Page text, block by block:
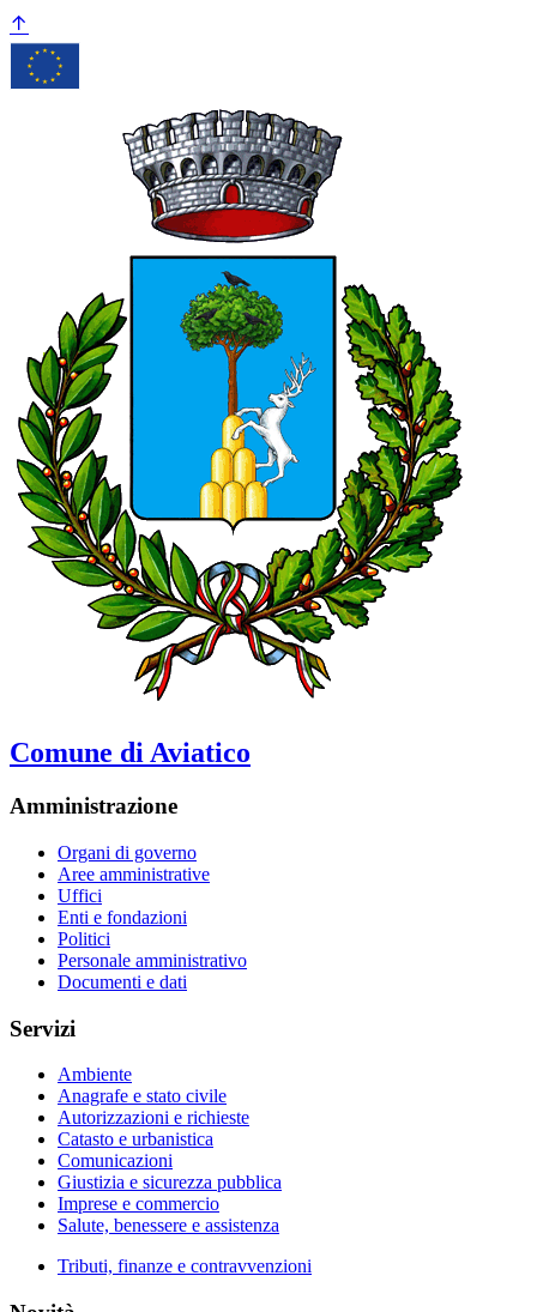
Comune di Aviatico
Amministrazione
Organi di governo
Aree amministrative
Uffici
Enti e fondazioni
Politici
Personale amministrativo
Documenti e dati
Servizi
Ambiente
Anagrafe e stato civile
Autorizzazioni e richieste
Catasto e urbanistica
Comunicazioni
Giustizia e sicurezza pubblica
Imprese e commercio
Salute, benessere e assistenza
Tributi, finanze e contravvenzioni